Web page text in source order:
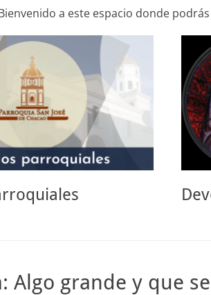
a este espacio donde
Algo grande y que